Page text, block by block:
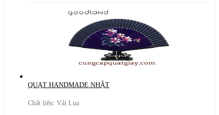
QUẠT HANDMADE NHẬT
Chất liệu: Vải Lụa